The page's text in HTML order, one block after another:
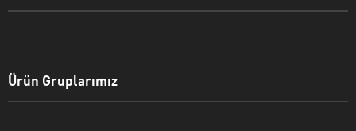
Ürün Gruplarımız